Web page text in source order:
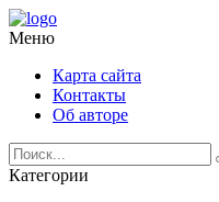
Меню
Карта сайта
Контакты
Об авторе
Категории